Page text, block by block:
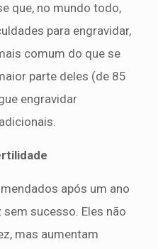
que, no mundo todo,
para engravidar,
comum do que se
parte deles (de 85
engravidar
após um ano
sucesso. Eles não
mas aumentam